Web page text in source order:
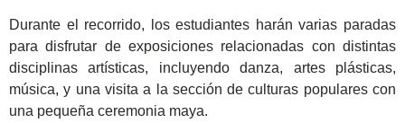
Durante el recorrido, los estudiantes harán varias paradas
para disfrutar de exposiciones relacionadas con distintas
disciplinas artísticas, incluyendo danza, artes plásticas,
música, y una visita a la sección de culturas populares con
una pequeña ceremonia maya.